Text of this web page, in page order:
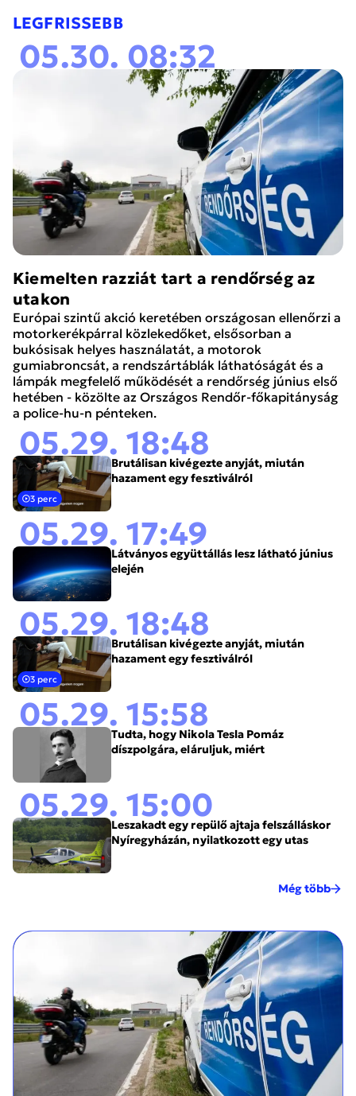
LEGFRISSEBB
05.30. 08:32
Kiemelten razziát tart a rendőrség az
utakon
Európai szintű akció keretében országosan ellenőrzi a
motorkerékpárral közlekedőket, elsősorban a
bukósisak helyes használatát, a motorok
gumiabroncsát, a rendszártáblák láthatóságát és a
lámpák megfelelő működését a rendőrség június első
hetében - közölte az Országos Rendőr-főkapitányság
a police-hu-n pénteken.
05.29. 18:48
3 perc
Brutálisan kivégezte anyját, miután
hazament egy fesztiválról
05.29. 17:49Látványos együttállás lesz látható június
elején
05.29. 18:48
3 perc
Brutálisan kivégezte anyját, miután
hazament egy fesztiválról
05.29. 15:58
Tudta, hogy Nikola Tesla Pomáz
díszpolgára, eláruljuk, miért
05.29. 15:00
Leszakadt egy repülő ajtaja felszálláskor
Nyíregyházán, nyilatkozott egy utas
Még több